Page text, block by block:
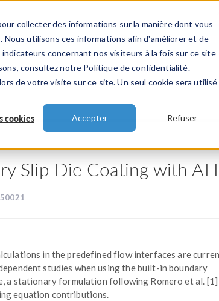
collecter des informations sur la manière dont vous
utilisons ces informations afin d'améliorer et de
concernant nos visiteurs à la fois sur ce site
consultez notre Politique de confidentialité.
de votre visite sur ce site. Un seul cookie sera utilisé
cookies Accepter Refuser
VIDEOS EVENEMENTS
Slip Die Coating with
in the predefined flow interfaces are
studies when using the built-in boundary
a stationary formulation following Romero et al. [1]
equation contributions.